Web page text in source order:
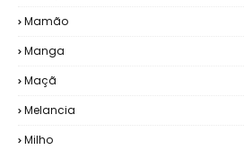
Mamão
Manga
Maçã
Melancia
Milho